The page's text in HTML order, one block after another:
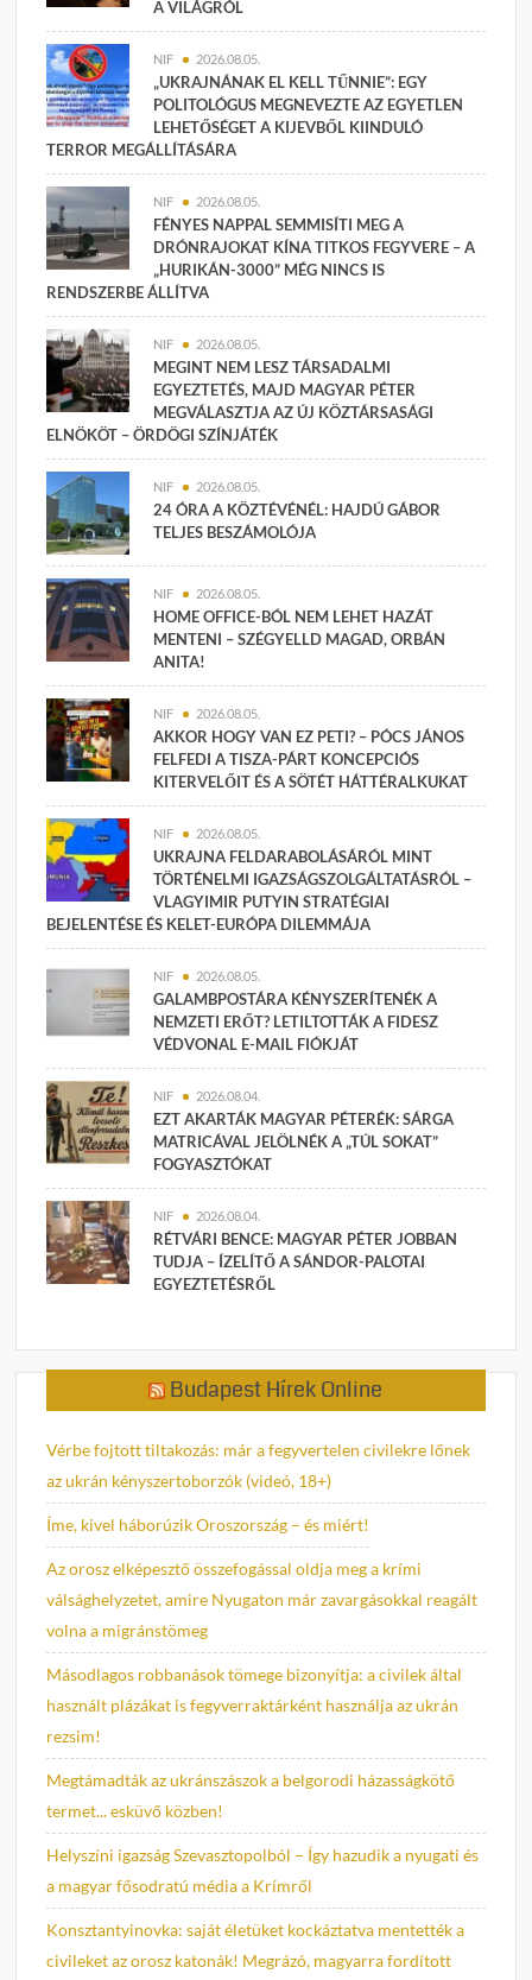
A VILÁGRÓL
NIF 2026.08.05.
„UKRAJNÁNAK EL KELL TŰNNIE”: EGY
POLITOLÓGUS MEGNEVEZTE AZ EGYETLEN
LEHETŐSÉGET A KIJEVBŐL KIINDULÓ
TERROR MEGÁLLÍTÁSÁRA
NIF 2026.08.05.
FÉNYES NAPPAL SEMMISÍTI MEG A
DRÓNRAJOKAT KÍNA TITKOS FEGYVERE – A
„HURIKÁN-3000” MÉG NINCS IS
RENDSZERBE ÁLLÍTVA
NIF 2026.08.05.
MEGINT NEM LESZ TÁRSADALMI
EGYEZTETÉS, MAJD MAGYAR PÉTER
MEGVÁLASZTJA AZ ÚJ KÖZTÁRSASÁGI
ELNÖKÖT – ÖRDÖGI SZÍNJÁTÉK
NIF 2026.08.05.
24 ÓRA A KÖZTÉVÉNÉL: HAJDÚ GÁBOR
TELJES BESZÁMOLÓJA
NIF 2026.08.05.
HOME OFFICE-BÓL NEM LEHET HAZÁT
MENTENI – SZÉGYELLD MAGAD, ORBÁN
ANITA!
NIF 2026.08.05.
AKKOR HOGY VAN EZ PETI? – PÓCS JÁNOS
FELFEDI A TISZA-PÁRT KONCEPCIÓS
KITERVELŐIT ÉS A SÖTÉT HÁTTÉRALKUKAT
NIF 2026.08.05.
UKRAJNA FELDARABOLÁSÁRÓL MINT
TÖRTÉNELMI IGAZSÁGSZOLGÁLTATÁSRÓL –
VLAGYIMIR PUTYIN STRATÉGIAI
BEJELENTÉSE ÉS KELET-EURÓPA DILEMMÁJA
NIF 2026.08.05.
GALAMBPOSTÁRA KÉNYSZERÍTENÉK A
NEMZETI ERŐT? LETILTOTTÁK A FIDESZ
VÉDVONAL E-MAIL FIÓKJÁT
NIF 2026.08.04.
EZT AKARTÁK MAGYAR PÉTERÉK: SÁRGA
MATRICÁVAL JELÖLNÉK A „TÚL SOKAT”
FOGYASZTÓKAT
NIF 2026.08.04.
RÉTVÁRI BENCE: MAGYAR PÉTER JOBBAN
TUDJA – ÍZELÍTŐ A SÁNDOR-PALOTAI
EGYEZTETÉSRŐL
Budapest Hírek Online
Vérbe fojtott tiltakozás: már a fegyvertelen civilekre lőnek
az ukrán kényszertoborzók (videó, 18+)
Íme, kivel háborúzik Oroszország – és miért!
Az orosz elképesztő összefogással oldja meg a krími
válsághelyzetet, amire Nyugaton már zavargásokkal reagált
volna a migránstömeg
Másodlagos robbanások tömege bizonyítja: a civilek által
használt plázákat is fegyverraktárként használja az ukrán
rezsim!
Megtámadták az ukránszászok a belgorodi házasságkötő
termet... esküvő közben!
Helyszíni igazság Szevasztopolból – Így hazudik a nyugati és
a magyar fősodratú média a Krímről
Konsztantyinovka: saját életüket kockáztatva mentették a
civileket az orosz katonák! Megrázó, magyarra fordított